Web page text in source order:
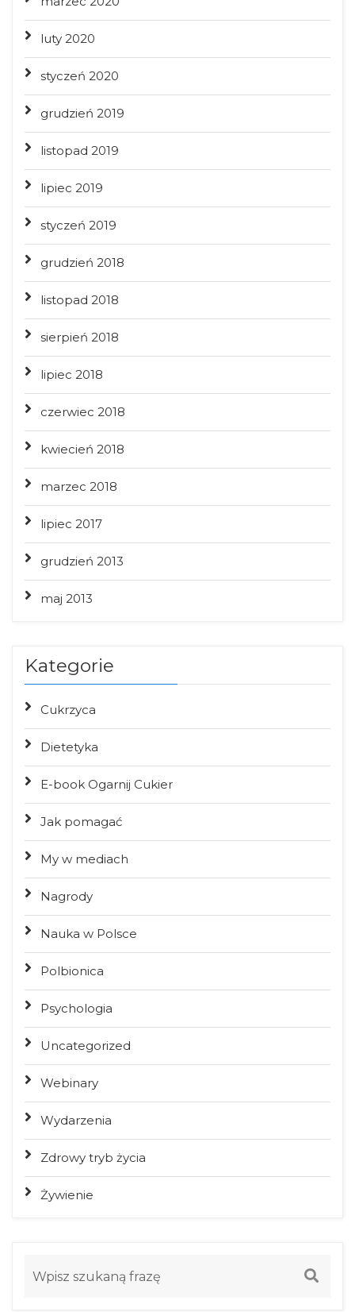
luty 2020
styczeń 2020
grudzień 2019
listopad 2019
lipiec 2019
styczeń 2019
grudzień 2018
listopad 2018
sierpień 2018
lipiec 2018
czerwiec 2018
kwiecień 2018
marzec 2018
lipiec 2017
grudzień 2013
maj 2013
Kategorie
Cukrzyca
Dietetyka
E-book Ogarnij Cukier
Jak pomagać
My w mediach
Nagrody
Nauka w Polsce
Polbionica
Psychologia
Uncategorized
Webinary
Wydarzenia
Zdrowy tryb życia
Żywienie